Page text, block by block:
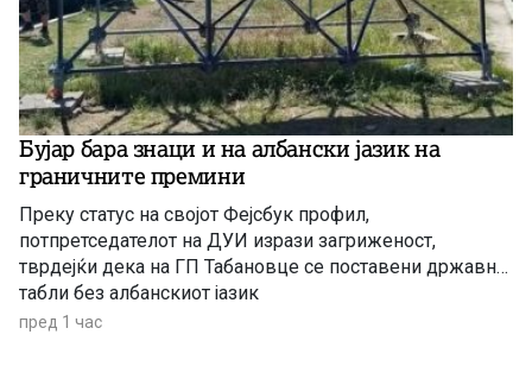
Бујар бара знаци и на албански јазик на
граничните премини
Преку статус на својот Фејсбук профил,
потпретседателот на ДУИ изрази загриженост,
тврдејќи дека на ГП Табановце се поставени државни
табли без албанскиот јазик
пред 1 час